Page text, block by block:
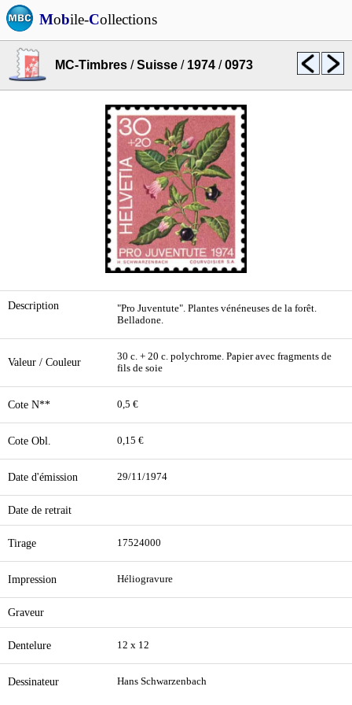
Mobile-Collections
MC-Timbres /Suisse / 1974 /0973
Description
"Pro Juventute". Plantes vénéneuses de la forêt.
Belladone.
Valeur / Couleur
30 c. + 20 c. polychrome. Papier avec fragments de
fils de soie
Cote N** 0,5 €
Cote Obl. 0,15 €
Date d'émission 29/11/1974
Date de retrait
Tirage 17524000
Impression Héliogravure
Graveur
Dentelure 12 x 12
Dessinateur Hans Schwarzenbach